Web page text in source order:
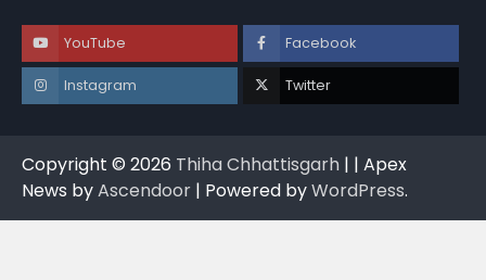
YouTube Facebook
Instagram Twitter
Copyright © 2026 Thiha Chhattisgarh | | Apex
News byAscendoor | Powered byWordPress.